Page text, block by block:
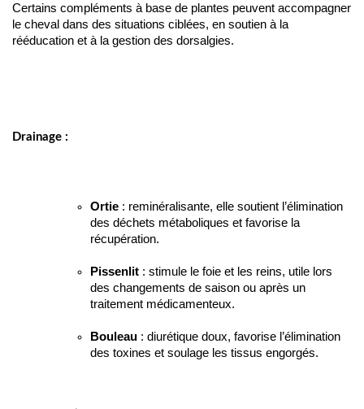
Certains compléments à base de plantes peuvent accompagner
le cheval dans des situations ciblées, en soutien à la
rééducation et à la gestion des dorsalgies.
Drainage :
Ortie : reminéralisante, elle soutient l’élimination
des déchets métaboliques et favorise la
récupération.
Pissenlit : stimule le foie et les reins, utile lors
des changements de saison ou après un
traitement médicamenteux.
Bouleau : diurétique doux, favorise l’élimination
des toxines et soulage les tissus engorgés.